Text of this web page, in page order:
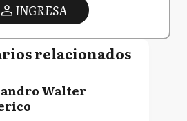
INGRESA
relacionados
Walter